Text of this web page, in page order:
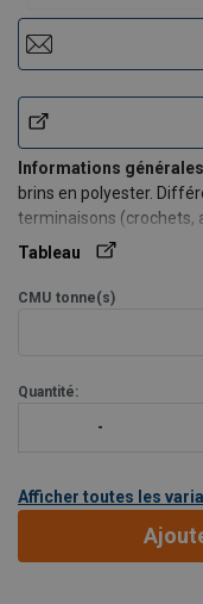
Informations
brins en polyester.
terminaisons (crochets,
Tableau
CMU tonne(s)
Quantité:
Afficher toutes les